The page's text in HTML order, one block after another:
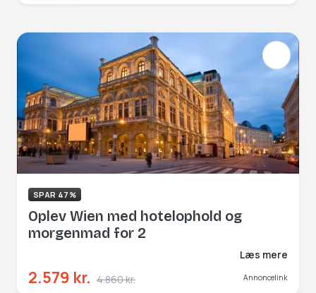
SPAR 47%
Oplev Wien med hotelophold og
morgenmad for 2
Læs mere
2.579 kr. 4.860 kr. Annoncelink